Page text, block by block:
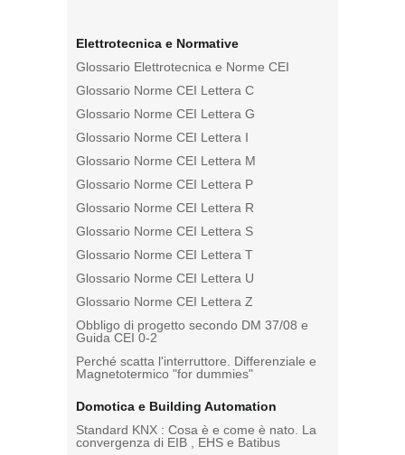
Elettrotecnica e Normative
Glossario Elettrotecnica e Norme CEI
Glossario Norme CEI Lettera C
Glossario Norme CEI Lettera G
Glossario Norme CEI Lettera I
Glossario Norme CEI Lettera M
Glossario Norme CEI Lettera P
Glossario Norme CEI Lettera R
Glossario Norme CEI Lettera S
Glossario Norme CEI Lettera T
Glossario Norme CEI Lettera U
Glossario Norme CEI Lettera Z
Obbligo di progetto secondo DM 37/08 e
Guida CEI 0-2
Perché scatta l'interruttore. Differenziale e
Magnetotermico "for dummies"
Domotica e Building Automation
Standard KNX : Cosa è e come è nato. La
convergenza di EIB , EHS e Batibus